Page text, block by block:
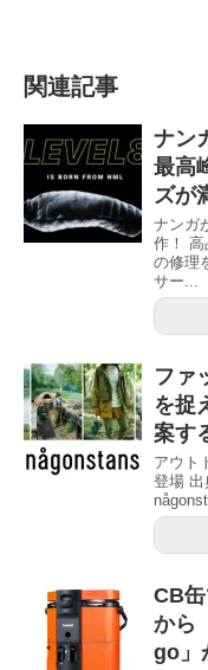
関連記事
ナン
最高
ズが
ナンガ
作！ 高
の修理
サー...
ファ
を捉
案す
アウト
登場
CB
から
go」